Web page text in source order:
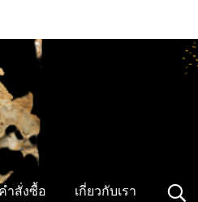
ำสั่งซื้อ เกี่ยวกับเรา